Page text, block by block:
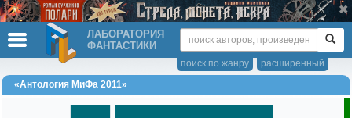
ЛАБОРАТОРИЯ
ФАНТАСТИКИ
расширенный
поиск по жанру
«Антология МиФа 2011»